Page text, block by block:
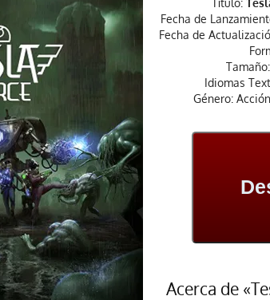
Fecha de
Fecha de
Idiomas
Género:
Acerca de